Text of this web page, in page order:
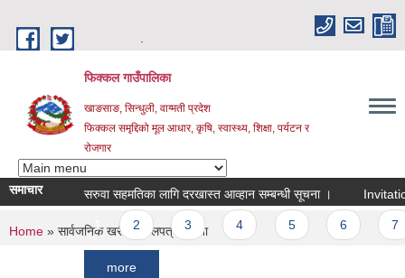
फिक्कल गाउँपालिका
खाङसाङ, सिन्धुली, वाग्मती प्रदेश
फिक्कल समृद्दिको मूल आधार, कृषि, स्वास्थ्य, शिक्षा, पर्यटन र
रोजगार
समाचार सरुवा सहमतिका लागि दरखास्त आव्हान सम्बन्धी सूचना । Invitation For
Pages
1 2 3 4
You are here
Home » सार्वजनिक खरीद / बोलपत्र सूचना